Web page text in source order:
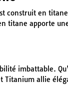
construit en
titane apporte
imbattable.
Titanium allie